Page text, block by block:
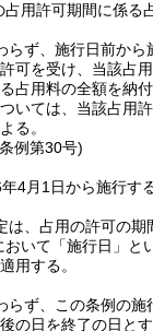
占用許可期間に係る
らず、施行日前から
可を受け、当該占
占用料の全額を納
いては、当該占用
る。
条例第30号)
4月1日から施行する
は、占用の許可の期
おいて「施行日」と
用する。
らず、この条例の施
の日を終了の日と